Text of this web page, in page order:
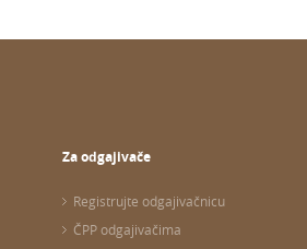
Za odgajivače
Registrujte odgajivačnicu
ČPP odgajivačima